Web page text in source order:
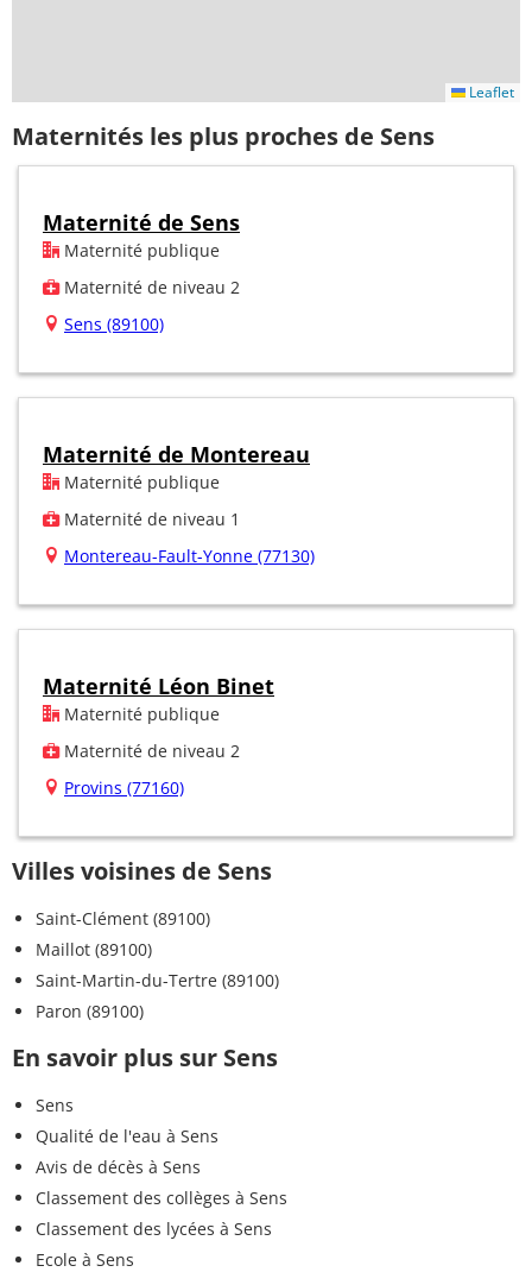
Leaflet
Maternités les plus proches de Sens
Maternité de Sens
Maternité publique
Maternité de niveau 2
Sens (89100)
Maternité de Montereau
Maternité publique
Maternité de niveau 1
Montereau-Fault-Yonne (77130)
Maternité Léon Binet
Maternité publique
Maternité de niveau 2
Provins (77160)
Villes voisines de Sens
Saint-Clément (89100)
Maillot (89100)
Saint-Martin-du-Tertre (89100)
Paron (89100)
En savoir plus sur Sens
Sens
Qualité de l'eau à Sens
Avis de décès à Sens
Classement des collèges à Sens
Classement des lycées à Sens
Ecole à Sens